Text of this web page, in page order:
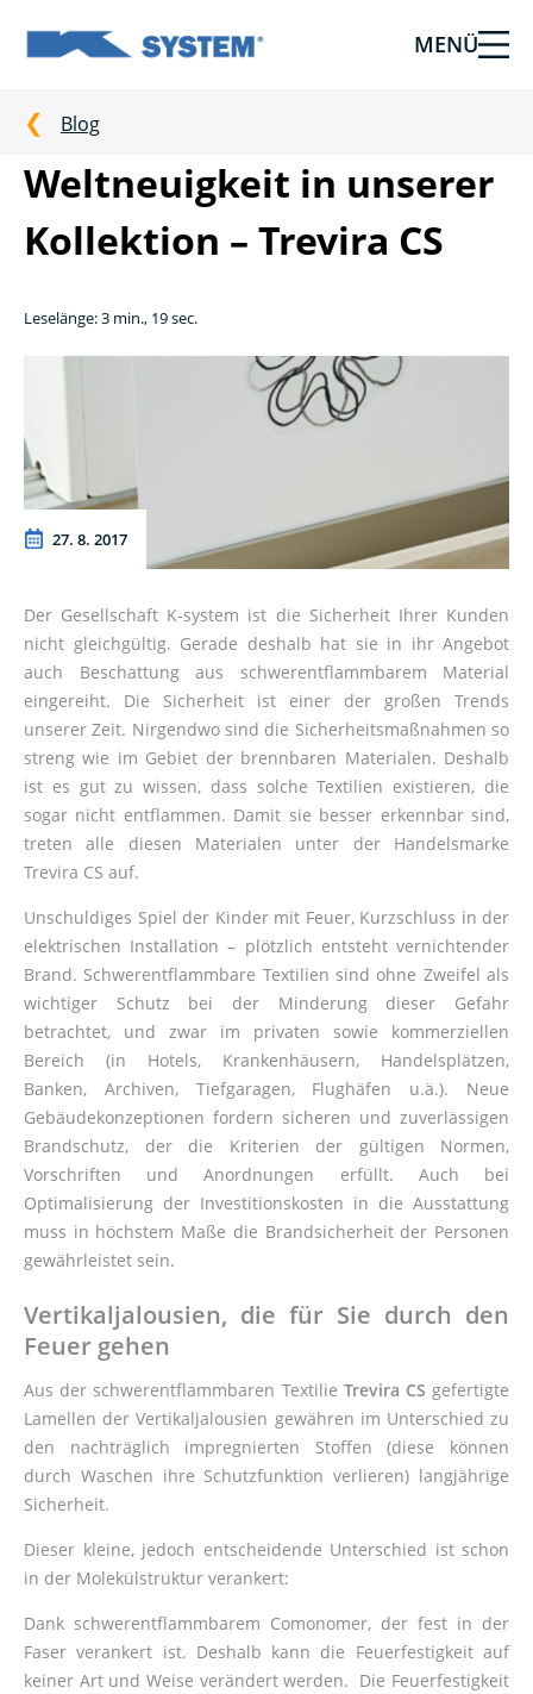
Abschirmtechnologie
Ihr
Haus
vom
Ksystem
MENÜ
Blog
Weltneuigkeit in unserer
Kollektion – Trevira CS
Leselänge: 3 min., 19 sec.
27. 8. 2017
Der Gesellschaft K-system ist die Sicherheit Ihrer Kunden
nicht gleichgültig. Gerade deshalb hat sie in ihr Angebot
auch Beschattung aus schwerentflammbarem Material
eingereiht. Die Sicherheit ist einer der großen Trends
unserer Zeit. Nirgendwo sind die Sicherheitsmaßnahmen so
streng wie im Gebiet der brennbaren Materialen. Deshalb
ist es gut zu wissen, dass solche Textilien existieren, die
sogar nicht entflammen. Damit sie besser erkennbar sind,
treten alle diesen Materialen unter der Handelsmarke
Trevira CS auf.
Unschuldiges Spiel der Kinder mit Feuer, Kurzschluss in der
elektrischen Installation – plötzlich entsteht vernichtender
Brand. Schwerentflammbare Textilien sind ohne Zweifel als
wichtiger Schutz bei der Minderung dieser Gefahr
betrachtet, und zwar im privaten sowie kommerziellen
Bereich (in Hotels, Krankenhäusern, Handelsplätzen,
Banken, Archiven, Tiefgaragen, Flughäfen u.ä.). Neue
Gebäudekonzeptionen fordern sicheren und zuverlässigen
Brandschutz, der die Kriterien der gültigen Normen,
Vorschriften und Anordnungen erfüllt. Auch bei
Optimalisierung der Investitionskosten in die Ausstattung
muss in höchstem Maße die Brandsicherheit der Personen
gewährleistet sein.
Vertikaljalousien, die für Sie durch den
Feuer gehen
Aus der schwerentflammbaren Textilie Trevira CS gefertigte
Lamellen der Vertikaljalousien gewähren im Unterschied zu
den nachträglich impregnierten Stoffen (diese können
durch Waschen ihre Schutzfunktion verlieren) langjährige
Sicherheit.
Dieser kleine, jedoch entscheidende Unterschied ist schon
in der Molekülstruktur verankert:
Dank schwerentflammbarem Comonomer, der fest in der
Faser verankert ist. Deshalb kann die Feuerfestigkeit auf
keiner Art und Weise verändert werden. Die Feuerfestigkeit